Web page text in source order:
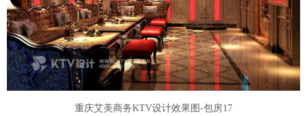
重庆艾美商务KTV设计效果图-包房17